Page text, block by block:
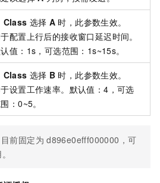
Class 选择 A 时，此参数生效。
配置上行后的接收窗口延迟时间。
值：1s，可选范围：1s~15s。
Class 选择 B 时，此参数生效。
设置工作速率。默认值：4，可选
：0~5。
目前固定为 d896e0efff000000 ，可